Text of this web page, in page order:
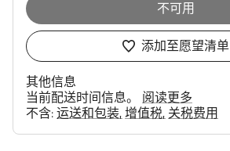
不可用
添加至愿望清单
其他信息
当前配送时间信息。 阅读更多
不含: 运送和包装 增值税 关税费用